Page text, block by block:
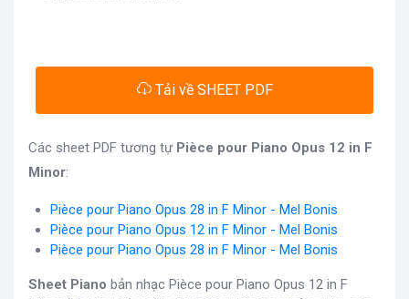
Tải về SHEET PDF
Các sheet PDF tương tự Pièce pour Piano Opus 12 in F
Minor:
Pièce pour Piano Opus 28 in F Minor - Mel Bonis
Pièce pour Piano Opus 12 in F Minor - Mel Bonis
Pièce pour Piano Opus 28 in F Minor - Mel Bonis
Sheet Piano bản nhạc Pièce pour Piano Opus 12 in F